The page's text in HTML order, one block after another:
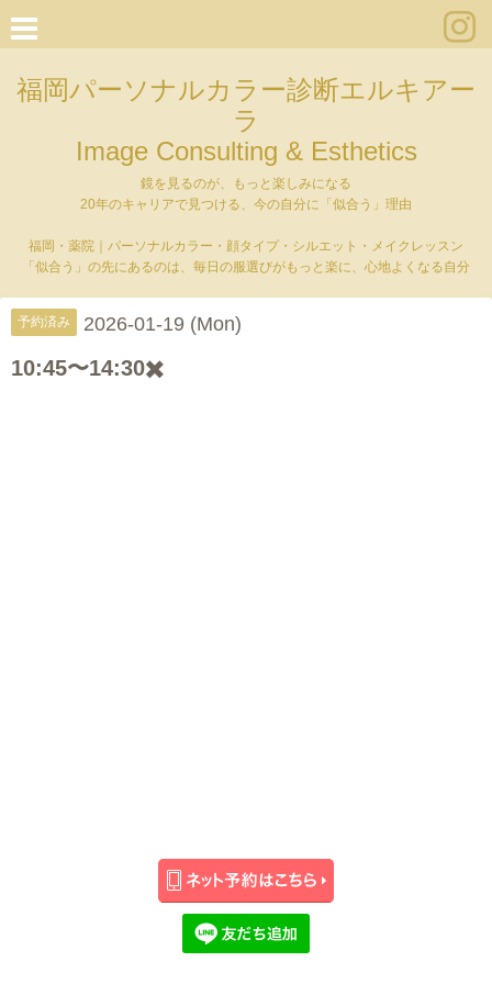
福岡パーソナルカラー診断エルキアー
ラ
Image Consulting & Esthetics
鏡を見るのが、もっと楽しみになる
20年のキャリアで見つける、今の自分に「似合う」理由
福岡・薬院｜パーソナルカラー・顔タイプ・シルエット・メイクレッスン
「似合う」の先にあるのは、毎日の服選びがもっと楽に、心地よくなる自分
予約済み 2026-01-19 (Mon)
10:45〜14:30✖️